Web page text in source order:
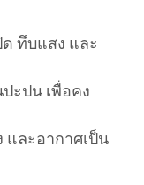
ด ทึบแสง และ
ะปน เพื่อคง
และอากาศเป็น